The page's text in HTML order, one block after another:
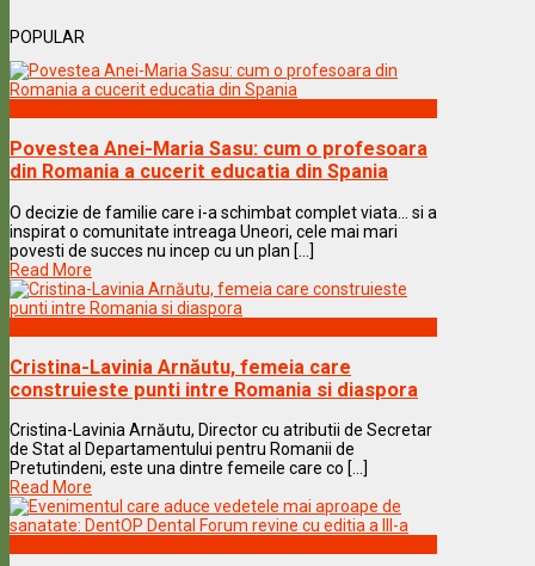
POPULAR
Povestea Anei-Maria Sasu: cum o profesoara
din Romania a cucerit educatia din Spania
O decizie de familie care i-a schimbat complet viata… si a
inspirat o comunitate intreaga Uneori, cele mai mari
povesti de succes nu incep cu un plan [...]
Read More
Cristina-Lavinia Arnăutu, femeia care
construieste punti intre Romania si diaspora
Cristina-Lavinia Arnăutu, Director cu atributii de Secretar
de Stat al Departamentului pentru Romanii de
Pretutindeni, este una dintre femeile care co [...]
Read More